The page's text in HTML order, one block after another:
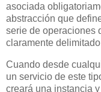
asociada
abstracción que
serie de operaciones
claramente
Cuando desde
un servicio de este
creará una instancia